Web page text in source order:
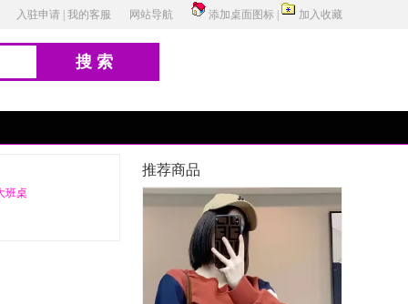
入驻申请 我的客服 网站导航 添加桌面图标 加入收藏
搜索
班桌
推荐商品